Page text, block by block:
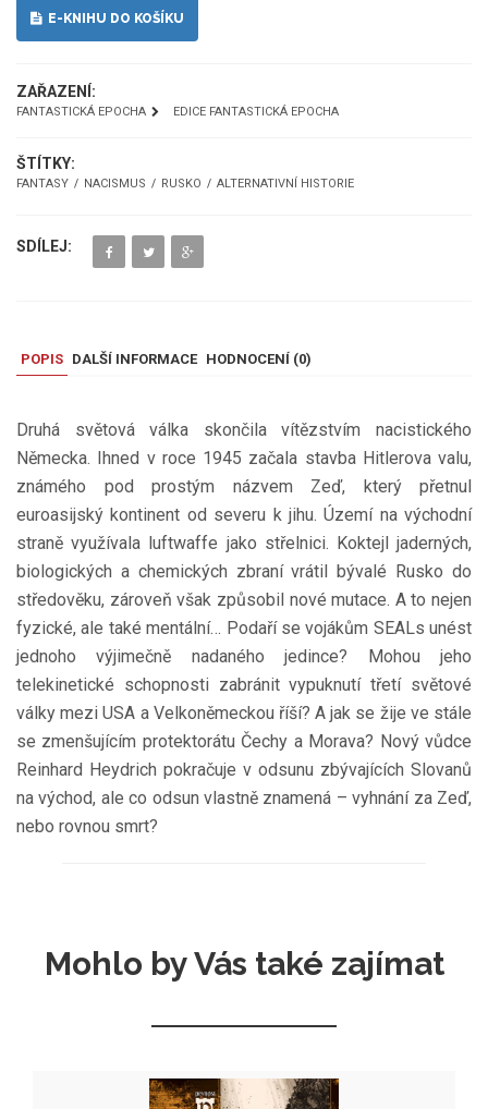
E-KNIHU DO KOŠÍKU
ZAŘAZENÍ:
FANTASTICKÁ EPOCHA EDICE FANTASTICKÁ EPOCHA
ŠTÍTKY:
FANTASY NACISMUS RUSKO ALTERNATIVNÍ HISTORIE
SDÍLEJ:
POPIS DALŠÍ INFORMACE HODNOCENÍ (0)
Druhá světová válka skončila vítězstvím nacistického
Německa. Ihned v roce 1945 začala stavba Hitlerova valu,
známého pod prostým názvem Zeď, který přetnul
euroasijský kontinent od severu k jihu. Území na východní
straně využívala luftwaffe jako střelnici. Koktejl jaderných,
biologických a chemických zbraní vrátil bývalé Rusko do
středověku, zároveň však způsobil nové mutace. A to nejen
fyzické, ale také mentální… Podaří se vojákům SEALs unést
jednoho výjimečně nadaného jedince? Mohou jeho
telekinetické schopnosti zabránit vypuknutí třetí světové
války mezi USA a Velkoněmeckou říší? A jak se žije ve stále
se zmenšujícím protektorátu Čechy a Morava? Nový vůdce
Reinhard Heydrich pokračuje v odsunu zbývajících Slovanů
na východ, ale co odsun vlastně znamená – vyhnání za Zeď,
nebo rovnou smrt?
Mohlo by Vás také zajímat